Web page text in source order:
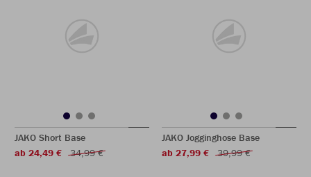
JAKO Short Base
ab 24,49 €
34,99 €
JAKO Jogginghose Base
ab 27,99 €
39,99 €